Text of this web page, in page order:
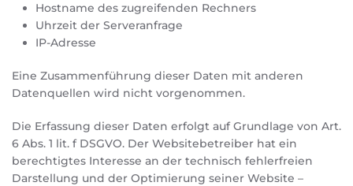
Hostname des zugreifenden Rechners
Uhrzeit der Serveranfrage
IP-Adresse
Eine Zusammenführung dieser Daten mit anderen
Datenquellen wird nicht vorgenommen.
Die Erfassung dieser Daten erfolgt auf Grundlage von Art.
6 Abs. 1 lit. f DSGVO. Der Websitebetreiber hat ein
berechtigtes Interesse an der technisch fehlerfreien
Darstellung und der Optimierung seiner Website –